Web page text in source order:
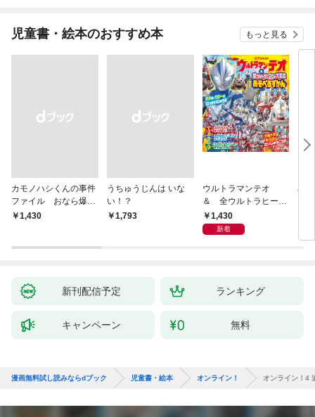
児童書・絵本のおすすめ本 もっと見る
カモノハシくんの事件
ファイル おなら爆
弾！ 危機イッパツ編
￥1,430
うちゅうじんは いな
い！？
￥1,793
ウルトラマンテオ
＆ 全ウルトラヒーロ
ー大集合 あそべるず
かん
1,430
新着
星
新刊配信予定 ランキング
キャンペーン 無料
漫画無料試し読みならdブック 児童書・絵本 オンライン！ オンライン！4